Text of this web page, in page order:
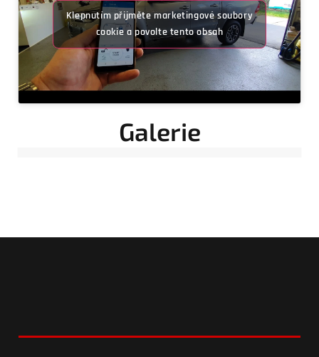
Klepnutím přijměte marketingové soubory
cookie a povolte tento obsah
Galerie